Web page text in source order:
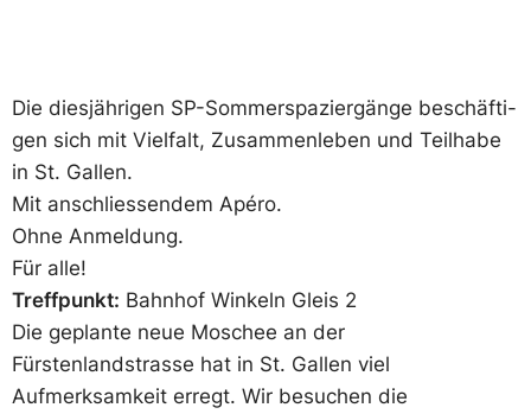
Die dies­jäh­ri­gen SP-Som­mer­spa­zier­gän­ge be­schäf­ti­
gen sich mit Viel­falt, Zu­sam­men­le­ben und Teil­ha­be
in St. Gal­len.
Mit an­schlies­sen­dem Apé­ro.
Oh­ne An­mel­dung.
Für al­le!
Treffpunkt: Bahnhof Winkeln Gleis 2
Die geplante neue Moschee an der
Fürstenlandstrasse hat in St. Gallen viel
Aufmerksamkeit erregt. Wir besuchen die